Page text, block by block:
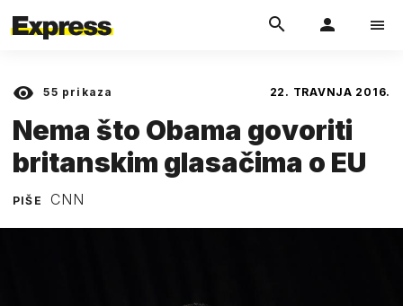
55 prikaza 22. TRAVNJA 2016.
Nema što Obama govoriti
britanskim glasačima o EU
PIŠE CNN